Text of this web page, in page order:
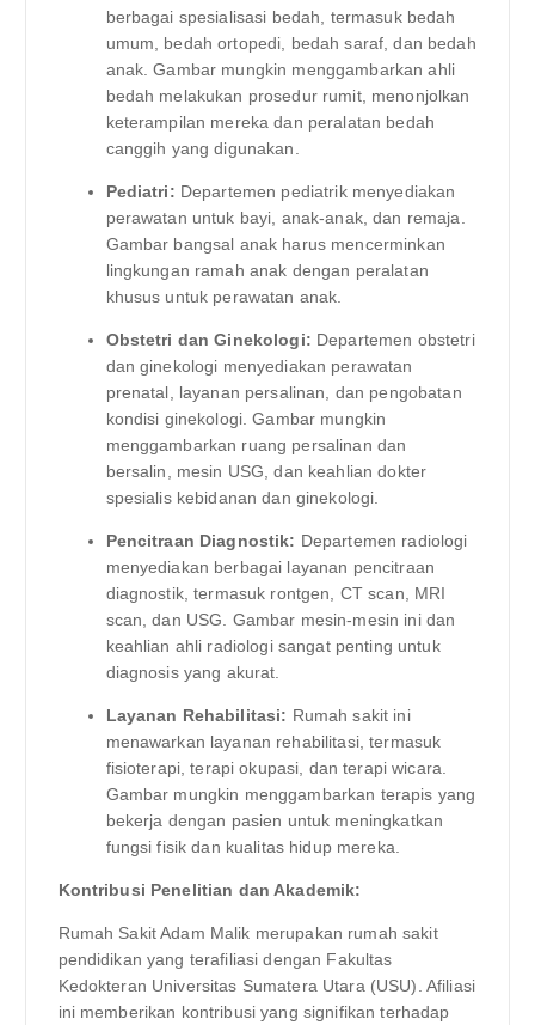
berbagai spesialisasi bedah, termasuk bedah
umum, bedah ortopedi, bedah saraf, dan bedah
anak. Gambar mungkin menggambarkan ahli
bedah melakukan prosedur rumit, menonjolkan
keterampilan mereka dan peralatan bedah
canggih yang digunakan.
Pediatri: Departemen pediatrik menyediakan
perawatan untuk bayi, anak-anak, dan remaja.
Gambar bangsal anak harus mencerminkan
lingkungan ramah anak dengan peralatan
khusus untuk perawatan anak.
Obstetri dan Ginekologi: Departemen obstetri
dan ginekologi menyediakan perawatan
prenatal, layanan persalinan, dan pengobatan
kondisi ginekologi. Gambar mungkin
menggambarkan ruang persalinan dan
bersalin, mesin USG, dan keahlian dokter
spesialis kebidanan dan ginekologi.
Pencitraan Diagnostik: Departemen radiologi
menyediakan berbagai layanan pencitraan
diagnostik, termasuk rontgen, CT scan, MRI
scan, dan USG. Gambar mesin-mesin ini dan
keahlian ahli radiologi sangat penting untuk
diagnosis yang akurat.
Layanan Rehabilitasi: Rumah sakit ini
menawarkan layanan rehabilitasi, termasuk
fisioterapi, terapi okupasi, dan terapi wicara.
Gambar mungkin menggambarkan terapis yang
bekerja dengan pasien untuk meningkatkan
fungsi fisik dan kualitas hidup mereka.
Kontribusi Penelitian dan Akademik:
Rumah Sakit Adam Malik merupakan rumah sakit
pendidikan yang terafiliasi dengan Fakultas
Kedokteran Universitas Sumatera Utara (USU). Afiliasi
ini memberikan kontribusi yang signifikan terhadap